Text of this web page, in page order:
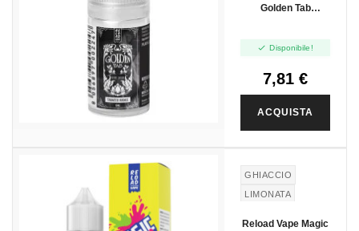
Golden Tab
 Disponibile!
7,81 €
ACQUISTA
GHIACCIO
LIMONATA
Reload Vape Magic